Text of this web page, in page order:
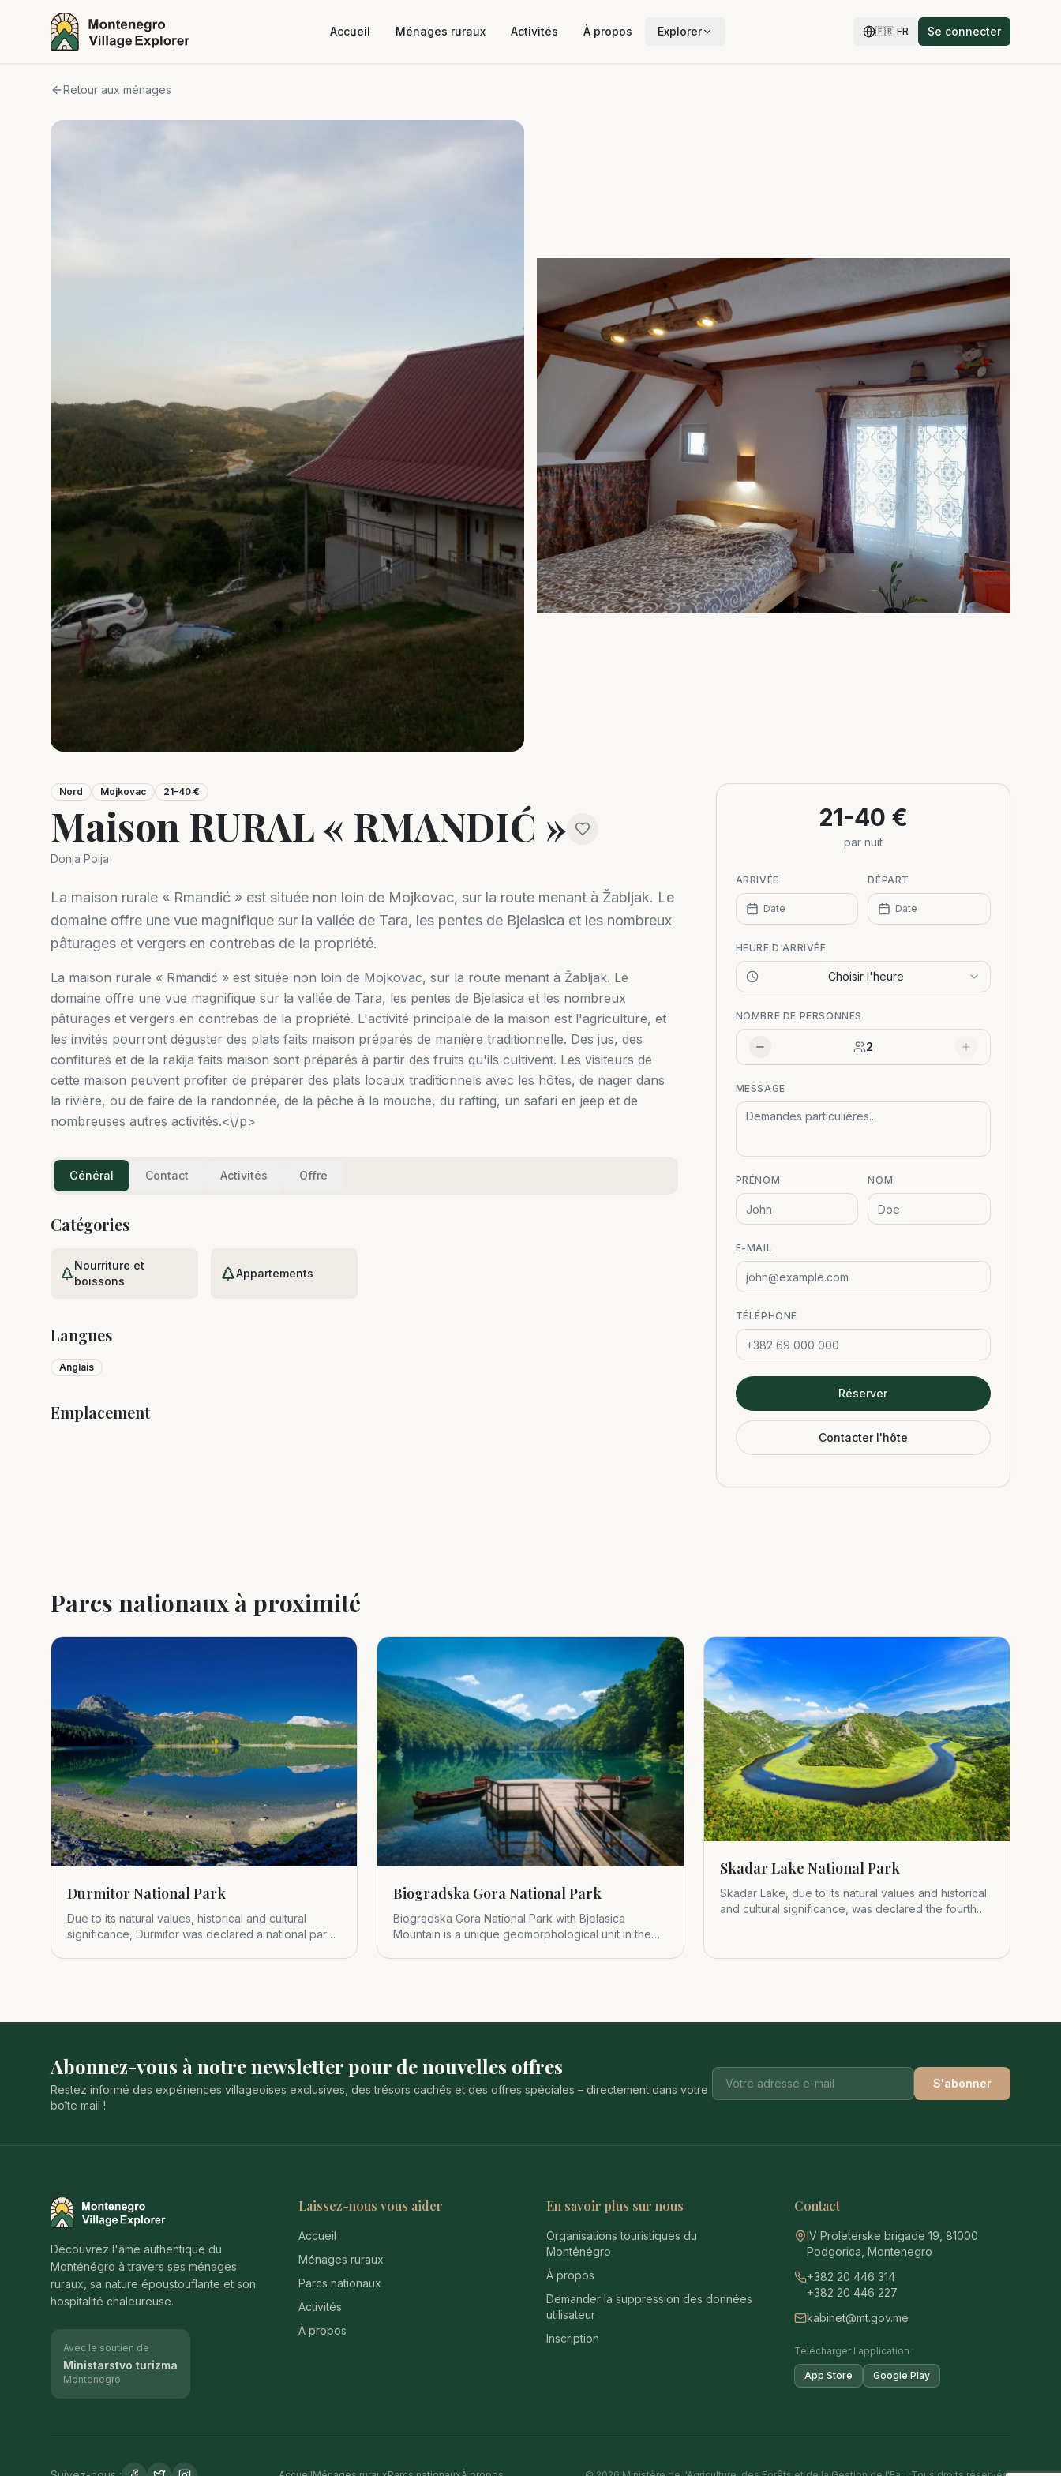
Accueil Ménages ruraux Activités À propos Explorer 🇫🇷 FR Se connecter
Retour aux ménages
Nord Mojkovac 21-40 €
Maison RURAL « RMANDIĆ »
Donja Polja
La maison rurale « Rmandić » est située non loin de Mojkovac, sur la route menant à Žabljak. Le
domaine offre une vue magnifique sur la vallée de Tara, les pentes de Bjelasica et les nombreux
pâturages et vergers en contrebas de la propriété.
La maison rurale « Rmandić » est située non loin de Mojkovac, sur la route menant à Žabljak. Le
domaine offre une vue magnifique sur la vallée de Tara, les pentes de Bjelasica et les nombreux
pâturages et vergers en contrebas de la propriété. L'activité principale de la maison est l'agriculture, et
les invités pourront déguster des plats faits maison préparés de manière traditionnelle. Des jus, des
confitures et de la rakija faits maison sont préparés à partir des fruits qu'ils cultivent. Les visiteurs de
cette maison peuvent profiter de préparer des plats locaux traditionnels avec les hôtes, de nager dans
la rivière, ou de faire de la randonnée, de la pêche à la mouche, du rafting, un safari en jeep et de
nombreuses autres activités.<\/p>
Général Contact Activités Offre
Catégories
Nourriture et
boissons
Appartements
Langues
Anglais
Emplacement
21-40 €
par nuit
ARRIVÉE
Date
DÉPART
Date
HEURE D'ARRIVÉE
Choisir l'heure
NOMBRE DE PERSONNES
2
MESSAGE
PRÉNOM NOM
E-MAIL
TÉLÉPHONE
Réserver
Contacter l'hôte
Parcs nationaux à proximité
Durmitor National Park
Due to its natural values, historical and cultural
significance, Durmitor was declared a national park
Biogradska Gora National Park
Biogradska Gora National Park with Bjelasica
Mountain is a unique geomorphological unit in the
Skadar Lake National Park
Skadar Lake, due to its natural values and historical
and cultural significance, was declared the fourth
Abonnez-vous à notre newsletter pour de nouvelles offres
Restez informé des expériences villageoises exclusives, des trésors cachés et des offres spéciales – directement dans votre
boîte mail !
S'abonner
Montenegro Village Explorer
Découvrez l'âme authentique du
Monténégro à travers ses ménages
ruraux, sa nature époustouflante et son
hospitalité chaleureuse.
Avec le soutien de
Ministarstvo turizma
Montenegro
Laissez-nous vous aider
Accueil
Ménages ruraux
Parcs nationaux
Activités
À propos
En savoir plus sur nous
Organisations touristiques du
Monténégro
À propos
Demander la suppression des données
utilisateur
Inscription
Contact
IV Proleterske brigade 19, 81000
Podgorica, Montenegro
+382 20 446 314
+382 20 446 227
kabinet@mt.gov.me
Télécharger l'application :
App Store Google Play